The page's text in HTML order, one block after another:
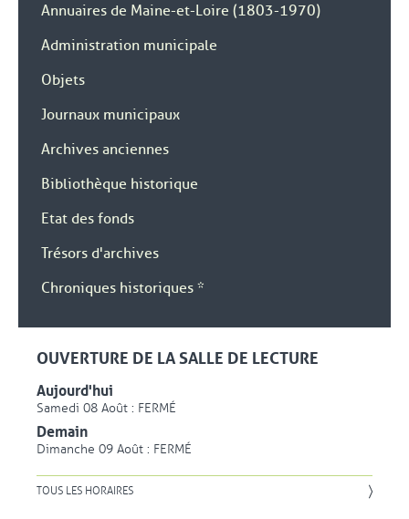
Annuaires de Maine-et-Loire (1803-1970), Ouvre une
Administration municipale
Objets, Ouvre une nouvelle fenêtre
Journaux municipaux, Ouvre une nouvelle fenêtre
Archives anciennes, Ouvre une nouvelle fenêtre
Bibliothèque historique
Etat des fonds, Ouvre une nouvelle fenêtre
Trésors d'archives, Ouvre une nouvelle fenêtre
Chroniques historiques *
OUVERTURE DE LA SALLE DE LECTURE
Aujourd'hui
Samedi 08 Août : FERMÉ
Demain
Dimanche 09 Août : FERMÉ
TOUS LES HORAIRES